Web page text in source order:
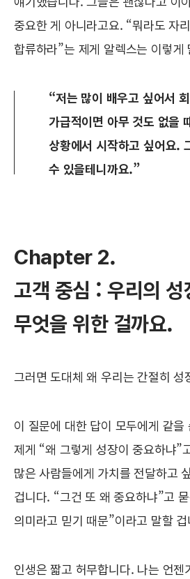
중요한 게 아니라고요. “뭐라도 자
합류하라”는 제게 알렉스는 이렇게
“저는 많이 배우고 싶어서
가급적이면 아무 것도 없을
상황에서 시작하고 싶어요.
수 있을테니까요.”
Chapter 2.
고객 중심 : 우리의
무엇을 위한 걸까요.
그러면 도대체 왜 우리는 간절히 성
이 질문에 대한 답이 모두에게 같
제게 “왜 그렇게 성장이 중요하냐”
많은 사람들에게 가치를 전달하고
겁니다. “그건 또 왜 중요하냐”고
의미라고 믿기 때문”이라고 말할
인생은 짧고 허무합니다. 나는 언젠